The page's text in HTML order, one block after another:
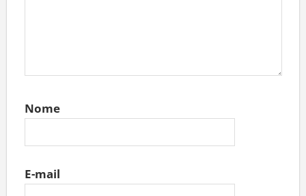
Nome
E-mail